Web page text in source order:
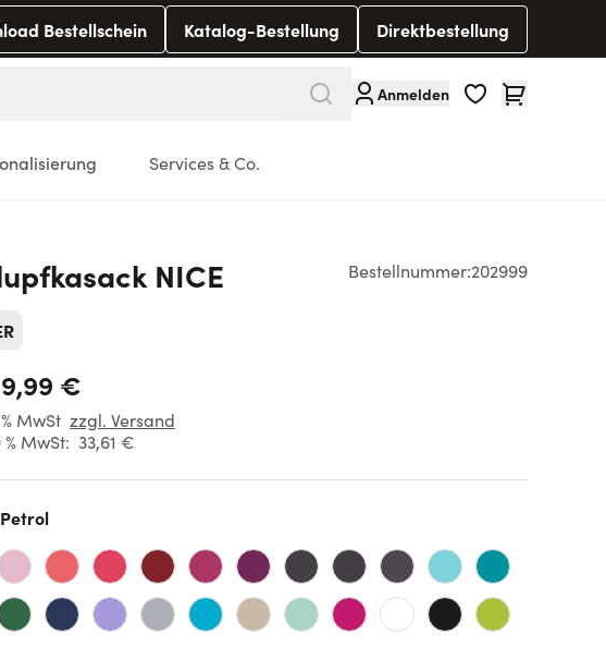
Bestellschein Katalog-Bestellung Direktbestellung
Anmelden Warenkorb
Services & Co.
Bestellnummer:202999
NICE
€
MwSt zzgl. Versand
MwSt: 33,61 €
Petrol